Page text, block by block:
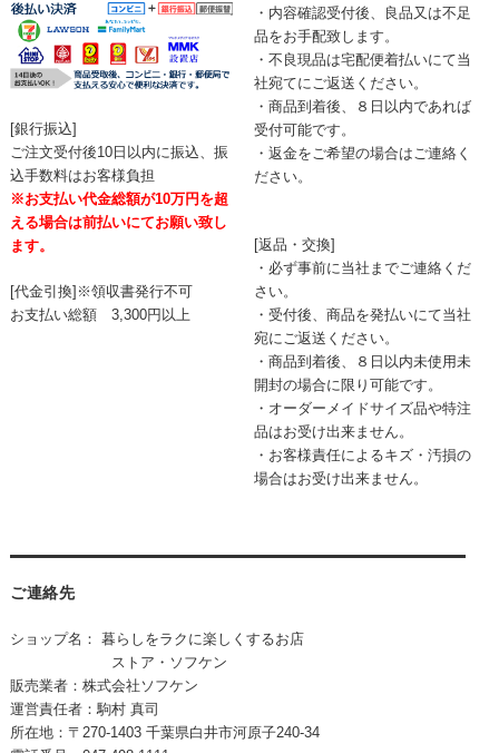
[銀行振込]
ご注文受付後10日以内に振込、振
込手数料はお客様負担
※お支払い代金総額が10万円を超
える場合は前払いにてお願い致し
ます。
[代金引換]※領収書発行不可
お支払い総額 3,300円以上
・内容確認受付後、良品又は不足
品をお手配致します。
・不良現品は宅配便着払いにて当
社宛てにご返送ください。
・商品到着後、８日以内であれば
受付可能です。
・返金をご希望の場合はご連絡く
ださい。
[返品・交換]
・必ず事前に当社までご連絡くだ
さい。
・受付後、商品を発払いにて当社
宛にご返送ください。
・商品到着後、８日以内未使用未
開封の場合に限り可能です。
・オーダーメイドサイズ品や特注
品はお受け出来ません。
・お客様責任によるキズ・汚損の
場合はお受け出来ません。
ご連絡先
ショップ名： 暮らしをラクに楽しくするお店
ストア・ソフケン
販売業者：株式会社ソフケン
運営責任者：駒村 真司
所在地：〒270-1403 千葉県白井市河原子240-34